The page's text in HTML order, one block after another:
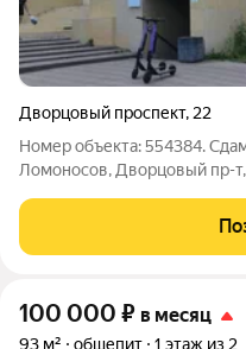
Дворцовый проспект, 22
Номер объекта: 554384.
Ломоносов, Дворцовый пр-
площадь: 200,5
этаж (107,5 м)Высота
100 000 ₽ в месяц
93 м² общепит 1 этаж из 2